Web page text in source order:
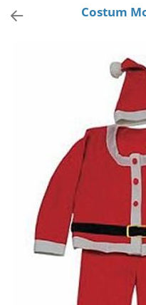
Coliere
Bijuterii Mirese
Reduceri
Cele mai noi
Cele mai vandute
Cele mai votate
Cu video
0 Lei - 100 Lei
Costum